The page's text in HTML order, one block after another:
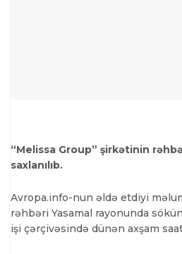
“Melissa Group” şirkətinin
saxlanılıb.
Avropa.info-nun əldə etdiyi
rəhbəri Yasamal rayonunda
işi çərçivəsində dünən axşam